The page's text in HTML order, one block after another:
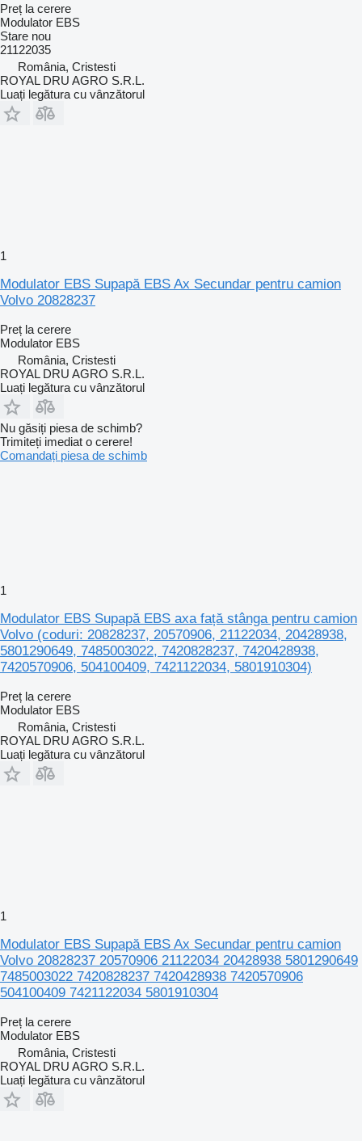
Preț la cerere
Modulator EBS
Stare nou
21122035
România, Cristesti
ROYAL DRU AGRO S.R.L.
Luați legătura cu vânzătorul
1
Modulator EBS Supapă EBS Ax Secundar pentru camion
Volvo 20828237
Preț la cerere
Modulator EBS
România, Cristesti
ROYAL DRU AGRO S.R.L.
Luați legătura cu vânzătorul
Nu găsiți piesa de schimb?
Trimiteți imediat o cerere!
Comandați piesa de schimb
1
Modulator EBS Supapă EBS axa față stânga pentru camion
Volvo (coduri: 20828237, 20570906, 21122034, 20428938,
5801290649, 7485003022, 7420828237, 7420428938,
7420570906, 504100409, 7421122034, 5801910304)
Preț la cerere
Modulator EBS
România, Cristesti
ROYAL DRU AGRO S.R.L.
Luați legătura cu vânzătorul
1
Modulator EBS Supapă EBS Ax Secundar pentru camion
Volvo 20828237 20570906 21122034 20428938 5801290649
7485003022 7420828237 7420428938 7420570906
504100409 7421122034 5801910304
Preț la cerere
Modulator EBS
România, Cristesti
ROYAL DRU AGRO S.R.L.
Luați legătura cu vânzătorul